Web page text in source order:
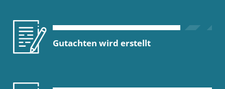
Gutachten wird erstellt